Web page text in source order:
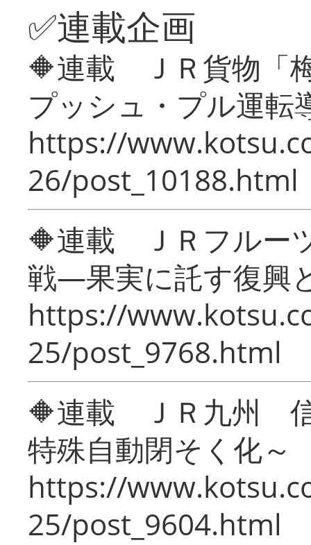
✅連載企画
🔶連載 ＪＲ貨物「
プッシュ・プル運転
https://
26/post_10188.html
🔶連載 ＪＲフルー
戦―果実に託す復興
https://
25/post_9768.html
🔶連載 ＪＲ九州 信
特殊自動閉そく化～
https://
25/post_9604.html